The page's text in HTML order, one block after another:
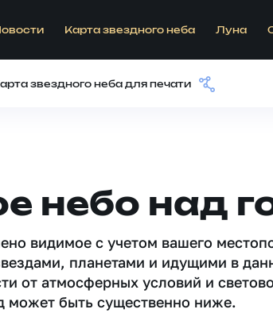
Карта звездного неба Луна
звездного неба для печати
небо над
видимое c учетом вашего
планетами и идущими в
от атмосферных условий и
может быть существенно ниже.